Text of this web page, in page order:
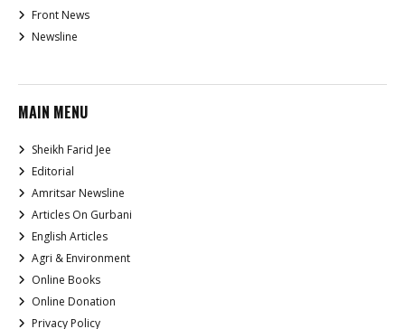
Front News
Newsline
MAIN MENU
Sheikh Farid Jee
Editorial
Amritsar Newsline
Articles On Gurbani
English Articles
Agri & Environment
Online Books
Online Donation
Privacy Policy